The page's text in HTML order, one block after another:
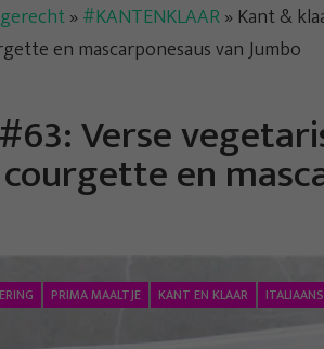
» #KANTENKLAAR» Kant &
en mascarponesaus van Jumbo
Verse
en
PRIMA MAALTJE KANT EN KLAAR